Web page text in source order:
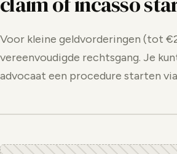
Voor kleine geldvorderingen (tot
vereenvoudigde rechtsgang. Je
advocaat een procedure starten